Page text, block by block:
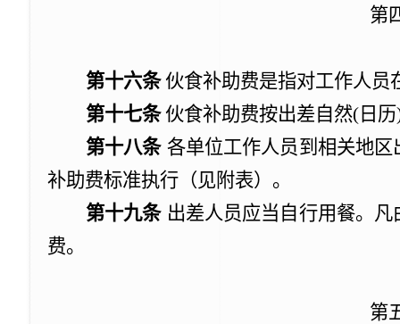
第
第十六条伙食补助费是指对工作人员
第十七条 伙食补助费按出差自然(日历
第十八条 各单位工作人员到相关地
补助费标准执行（见附表）。
第十九条 出差人员应当自行用餐。
费。
第